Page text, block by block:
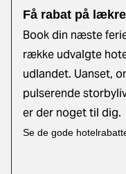
Få rabat på
Book din næste
række udvalgte
udlandet. Uanset,
pulserende
er der noget til dig.
Se de gode